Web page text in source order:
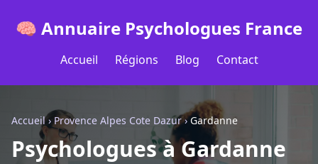
🧠 Annuaire Psychologues France
Accueil Régions Blog Contact
Accueil› Provence Alpes Cote Dazur›Gardanne
Psychologues à Gardanne